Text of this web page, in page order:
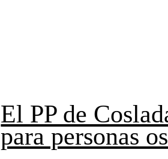
El PP de
para personas